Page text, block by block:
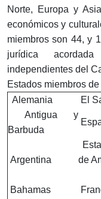
Norte, Europa y
económicos y
miembros son 44, y
jurídica
independientes del
Estados miembros
Alemania
El
Antigua y
Barbuda
Argentina
de
Bahamas